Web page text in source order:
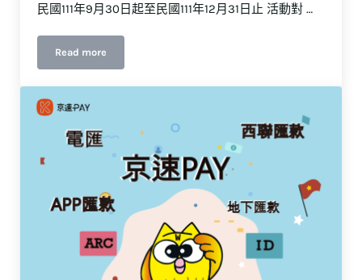
民國111年9月30日起至民國111年12月31日止 活動對 …
Read more京速PAY推廣大使招募計畫